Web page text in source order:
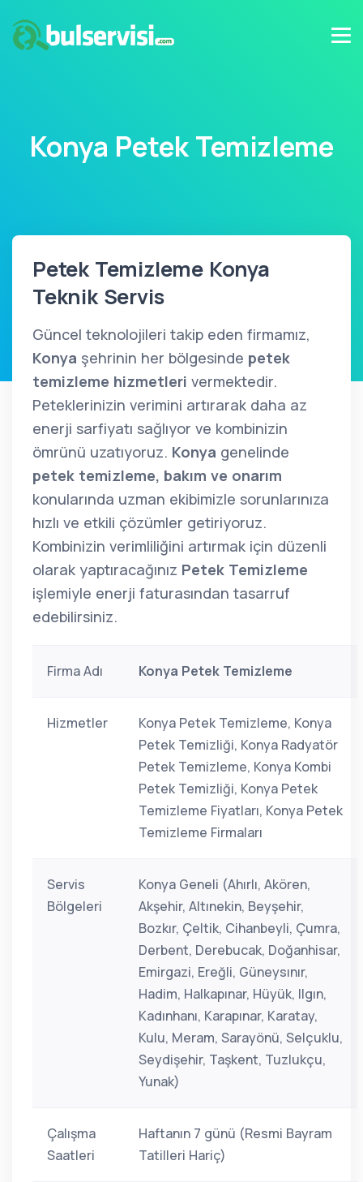
Konya Petek Temizleme
Petek Temizleme Konya
Teknik Servis
Güncel teknolojileri takip eden firmamız,
Konya şehrinin her bölgesinde petek
temizleme hizmetleri vermektedir.
Peteklerinizin verimini artırarak daha az
enerji sarfiyatı sağlıyor ve kombinizin
ömrünü uzatıyoruz. Konya genelinde
petek temizleme, bakım ve onarım
konularında uzman ekibimizle sorunlarınıza
hızlı ve etkili çözümler getiriyoruz.
Kombinizin verimliliğini artırmak için düzenli
olarak yaptıracağınız Petek Temizleme
işlemiyle enerji faturasından tasarruf
edebilirsiniz.
Firma Adı Konya Petek Temizleme
Hizmetler
Konya Petek Temizleme, Konya
Petek Temizliği, Konya Radyatör
Petek Temizleme, Konya Kombi
Petek Temizliği, Konya Petek
Temizleme Fiyatları, Konya Petek
Temizleme Firmaları
Servis
Bölgeleri
Konya Geneli (Ahırlı, Akören,
Akşehir, Altınekin, Beyşehir,
Bozkır, Çeltik, Cihanbeyli, Çumra,
Derbent, Derebucak, Doğanhisar,
Emirgazi, Ereğli, Güneysınır,
Hadim, Halkapınar, Hüyük, Ilgın,
Kadınhanı, Karapınar, Karatay,
Kulu, Meram, Sarayönü, Selçuklu,
Seydişehir, Taşkent, Tuzlukçu,
Yunak)
Çalışma
Saatleri
Haftanın 7 günü (Resmi Bayram
Tatilleri Hariç)